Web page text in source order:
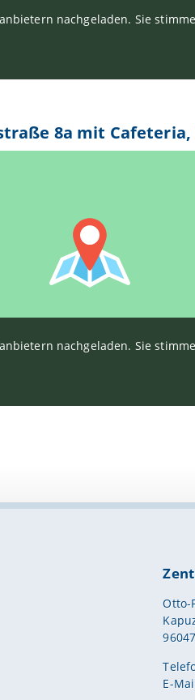
nachgeladen. Sie
8a mit Cafeteria,
nachgeladen. Sie
Otto-
E-